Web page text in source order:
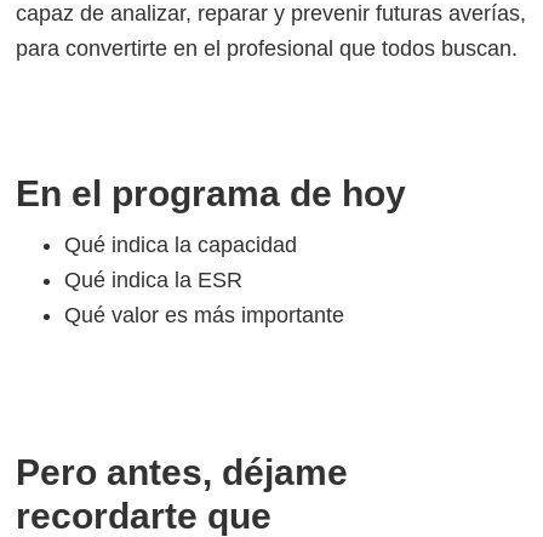
capaz de analizar, reparar y prevenir futuras averías,
para convertirte en el profesional que todos buscan.
En el programa de hoy
Qué indica la capacidad
Qué indica la ESR
Qué valor es más importante
Pero antes, déjame
recordarte que